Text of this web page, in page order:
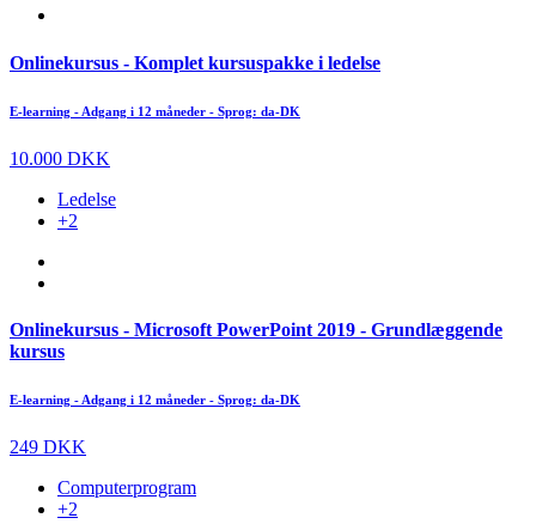
Onlinekursus - Komplet kursuspakke i ledelse
E-learning - Adgang i 12 måneder - Sprog: da-DK
10.000 DKK
Ledelse
+2
Onlinekursus - Microsoft PowerPoint 2019 - Grundlæggende
kursus
E-learning - Adgang i 12 måneder - Sprog: da-DK
249 DKK
Computerprogram
+2